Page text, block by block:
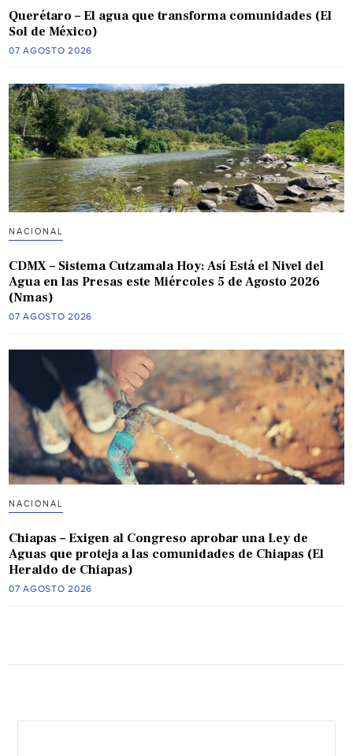
Querétaro – El agua que transforma comunidades (El
Sol de México)
07 AGOSTO 2026
NACIONAL
CDMX – Sistema Cutzamala Hoy: Así Está el Nivel del
Agua en las Presas este Miércoles 5 de Agosto 2026
(Nmas)
07 AGOSTO 2026
NACIONAL
Chiapas – Exigen al Congreso aprobar una Ley de
Aguas que proteja a las comunidades de Chiapas (El
Heraldo de Chiapas)
07 AGOSTO 2026